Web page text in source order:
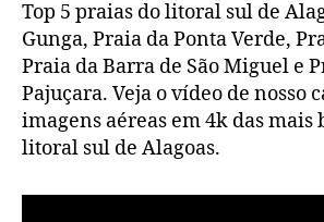
Top 5 praias do litoral sul de
Gunga, Praia da Ponta Verde,
Praia da Barra de São Miguel e
Pajuçara. Veja o vídeo de nosso
imagens aéreas em 4k das mais
litoral sul de Alagoas.